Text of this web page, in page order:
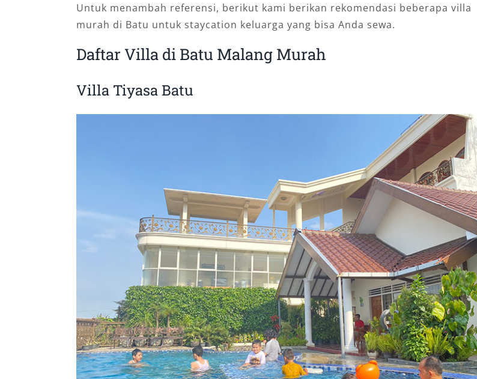
Untuk menambah referensi, berikut kami berikan rekomendasi beberapa villa
murah di Batu untuk staycation keluarga yang bisa Anda sewa.
Daftar Villa di Batu Malang Murah
Villa Tiyasa Batu